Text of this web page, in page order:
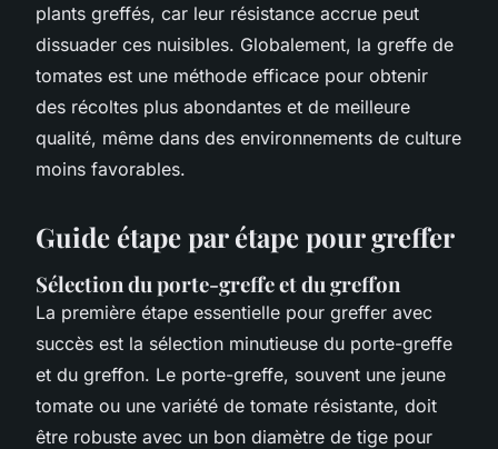
plants greffés, car leur résistance accrue peut
dissuader ces nuisibles. Globalement, la greffe de
tomates est une méthode efficace pour obtenir
des récoltes plus abondantes et de meilleure
qualité, même dans des environnements de culture
moins favorables.
Guide étape par étape pour greffer
Sélection du porte-greffe et du greffon
La première étape essentielle pour greffer avec
succès est la sélection minutieuse du porte-greffe
et du greffon. Le porte-greffe, souvent une jeune
tomate ou une variété de tomate résistante, doit
être robuste avec un bon diamètre de tige pour